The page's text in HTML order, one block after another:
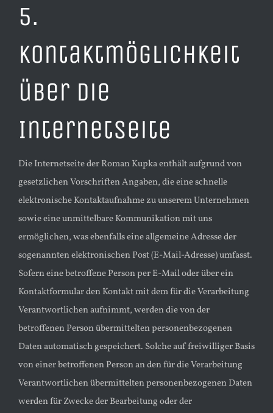
5.
Kontaktmöglichkeit
über die
Internetseite
​Die Internetseite der Roman Kupka enthält aufgrund von
gesetzlichen Vorschriften Angaben, die eine schnelle
elektronische Kontaktaufnahme zu unserem Unternehmen
sowie eine unmittelbare Kommunikation mit uns
ermöglichen, was ebenfalls eine allgemeine Adresse der
sogenannten elektronischen Post (E-Mail-Adresse) umfasst.
Sofern eine betroffene Person per E-Mail oder über ein
Kontaktformular den Kontakt mit dem für die Verarbeitung
Verantwortlichen aufnimmt, werden die von der
betroffenen Person übermittelten personenbezogenen
Daten automatisch gespeichert. Solche auf freiwilliger Basis
von einer betroffenen Person an den für die Verarbeitung
Verantwortlichen übermittelten personenbezogenen Daten
werden für Zwecke der Bearbeitung oder der